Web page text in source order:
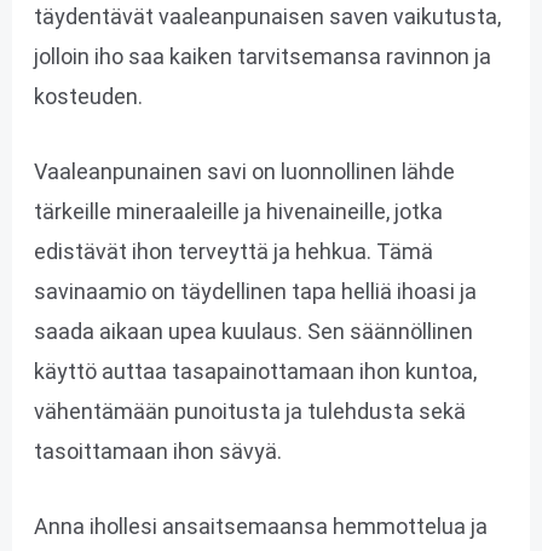
täydentävät vaaleanpunaisen saven vaikutusta,
jolloin iho saa kaiken tarvitsemansa ravinnon ja
kosteuden.
Vaaleanpunainen savi on luonnollinen lähde
tärkeille mineraaleille ja hivenaineille, jotka
edistävät ihon terveyttä ja hehkua. Tämä
savinaamio on täydellinen tapa helliä ihoasi ja
saada aikaan upea kuulaus. Sen säännöllinen
käyttö auttaa tasapainottamaan ihon kuntoa,
vähentämään punoitusta ja tulehdusta sekä
tasoittamaan ihon sävyä.
Anna ihollesi ansaitsemaansa hemmottelua ja